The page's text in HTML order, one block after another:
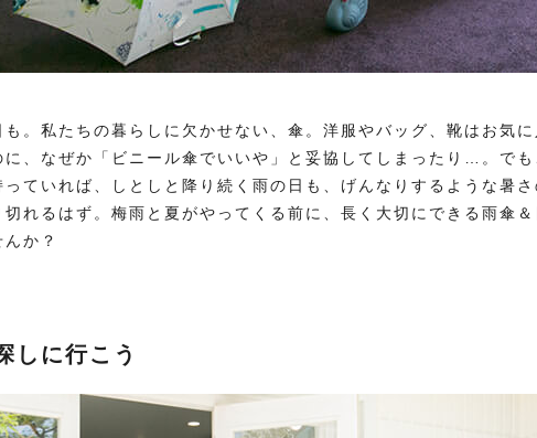
。私たちの暮らしに欠かせない、傘。洋服やバッグ、靴はお気に
に、なぜか「ビニール傘でいいや」と妥協してしまったり…。でも
ていれば、しとしと降り続く雨の日も、げんなりするような暑さ
れるはず。梅雨と夏がやってくる前に、長く大切にできる雨傘＆
か？
しに行こう